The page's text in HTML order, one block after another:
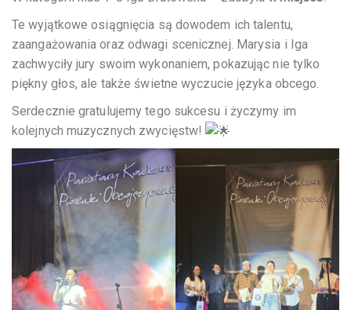
Te wyjątkowe osiągnięcia są dowodem ich talentu,
zaangażowania oraz odwagi scenicznej. Marysia i Iga
zachwyciły jury swoim wykonaniem, pokazując nie tylko
piękny głos, ale także świetne wyczucie języka obcego.
Serdecznie gratulujemy tego sukcesu i życzymy im
kolejnych muzycznych zwycięstw!